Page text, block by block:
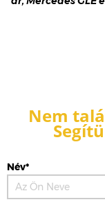
Nem
Név*